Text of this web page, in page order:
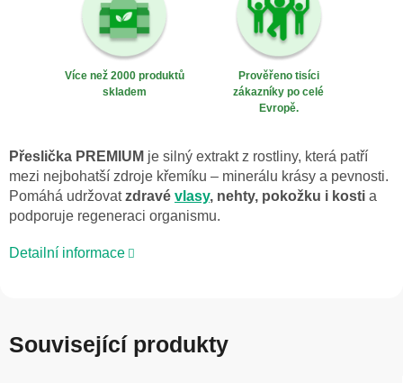
Více než 2000 produktů
skladem
Prověřeno tisíci
zákazníky po celé
Evropě.
Přeslička PREMIUM je silný extrakt z rostliny, která patří
mezi nejbohatší zdroje křemíku – minerálu krásy a pevnosti.
Pomáhá udržovatzdravé vlasy, nehty, pokožku i kosti a
podporuje regeneraci organismu.
Detailní informace
Související produkty